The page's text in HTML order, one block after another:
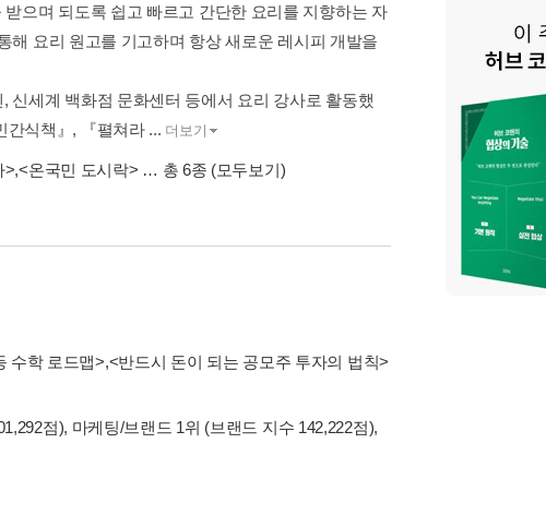
으며 되도록 쉽고 빠르고 간단한 요리를 지향하는 자
해 요리 원고를 기고하며 항상 새로운 레시피 개발을
신세계 백화점 문화센터 등에서 요리 강사로 활동했
간식책』, 『펼쳐라 ... 더보기
>,<온국민 도시락> … 총 6종 (모두보기)
수학 로드맵>,<반드시 돈이 되는 공모주 투자의 법칙>
점), 마케팅/브랜드 1위 (브랜드 지수 142,222점),